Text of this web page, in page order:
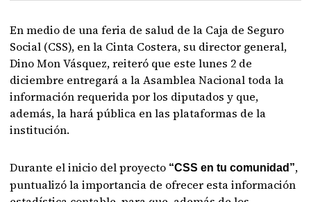
En medio de una feria de salud de la Caja de Seguro
Social (CSS), en la Cinta Costera, su director general,
Dino Mon Vásquez, reiteró que este lunes 2 de
diciembre entregará a la Asamblea Nacional toda la
información requerida por los diputados y que,
además, la hará pública en las plataformas de la
institución.
Durante el inicio del proyecto “CSS en tu comunidad”,
puntualizó la importancia de ofrecer esta información